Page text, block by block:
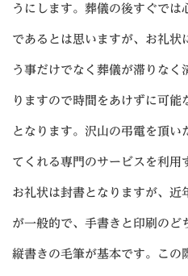
うにします。葬儀の後すぐでは
であるとは思いますが、お礼状
う事だけでなく葬儀が滞りなく
りますので時間をあけずに可能
となります。沢山の弔電を頂い
てくれる専門のサービスを利用
お礼状は封書となりますが、近
が一般的で、手書きと印刷のど
縦書きの毛筆が基本です。この